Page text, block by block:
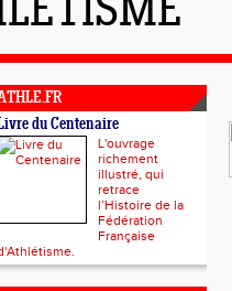
du Centenaire
L'ouvrage
richement
illustré, qui
retrace
l’Histoire de la
Fédération
Française